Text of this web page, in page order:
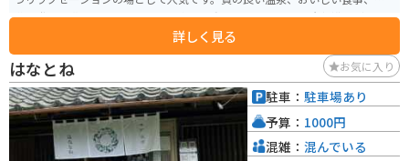
激と発見に満ちたライブラリー、身体を動かすためのジムや岩盤浴など、多
イブラリーを備えており、1日中過ごせる場所です。バレルサウナも特におす
すめです。営業時間は10:00から23:00までで、水曜日が定休日です。
詳しく見る
はなとね お気に入り
駐車： 駐車場あり
予算： 1000円
混雑： 混んでいる